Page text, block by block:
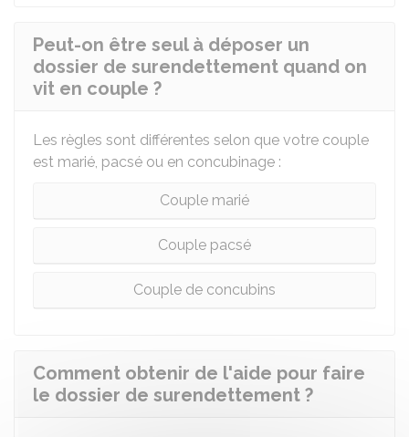
Peut-on être seul à déposer un
dossier de surendettement quand on
vit en couple ?
Les règles sont différentes selon que votre couple
est marié, pacsé ou en concubinage :
Couple marié
Couple pacsé
Couple de concubins
Comment obtenir de l'aide pour faire
le dossier de surendettement ?